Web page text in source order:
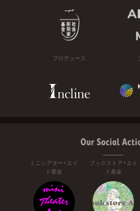
プロデュース
Our Social
ミニシアター・エイ
ド基金
ブックストア・エイ
ド基金